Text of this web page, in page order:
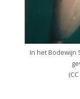
In het Bodewijn